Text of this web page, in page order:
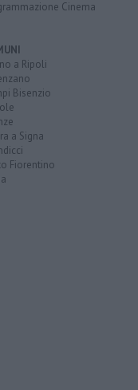
Cinema
a Ripoli
Bisenzio
a Signa
Fiorentino